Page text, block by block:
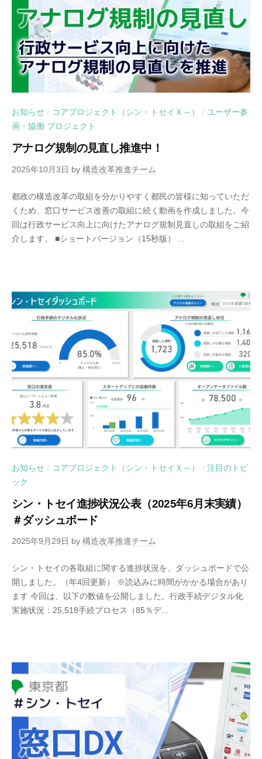
お知らせ / コアプロジェクト（シン・トセイＸ～） / ユーザー参
画・協働 プロジェクト
アナログ規制の見直し推進中！
2025年10月3日 by 構造改革推進チーム
都政の構造改革の取組を分かりやすく都民の皆様に知っていただ
くため、窓口サービス改善の取組に続く動画を作成しました。今
回は行政サービス向上に向けたアナログ規制見直しの取組をご紹
介します。 ■ショートバージョン（15秒版） ...
お知らせ / コアプロジェクト（シン・トセイＸ～） / 注目のトピ
ック
シン・トセイ進捗状況公表（2025年6月末実績）
＃ダッシュボード
2025年9月29日 by 構造改革推進チーム
シン・トセイの各取組に関する進捗状況を、ダッシュボードで公
開しました。（年4回更新） ※読込みに時間がかかる場合があり
ます 今回は、以下の数値を公開しました。行政手続デジタル化
実施状況：25,518手続プロセス（85％デ...